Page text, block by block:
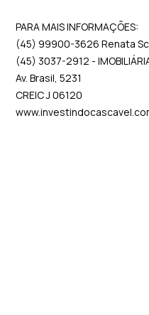
PARA MAIS INFORMAÇÕES:
(45) 99900-3626 Renata
(45) 3037-2912 -
Av. Brasil, 5231
CREIC J 06120